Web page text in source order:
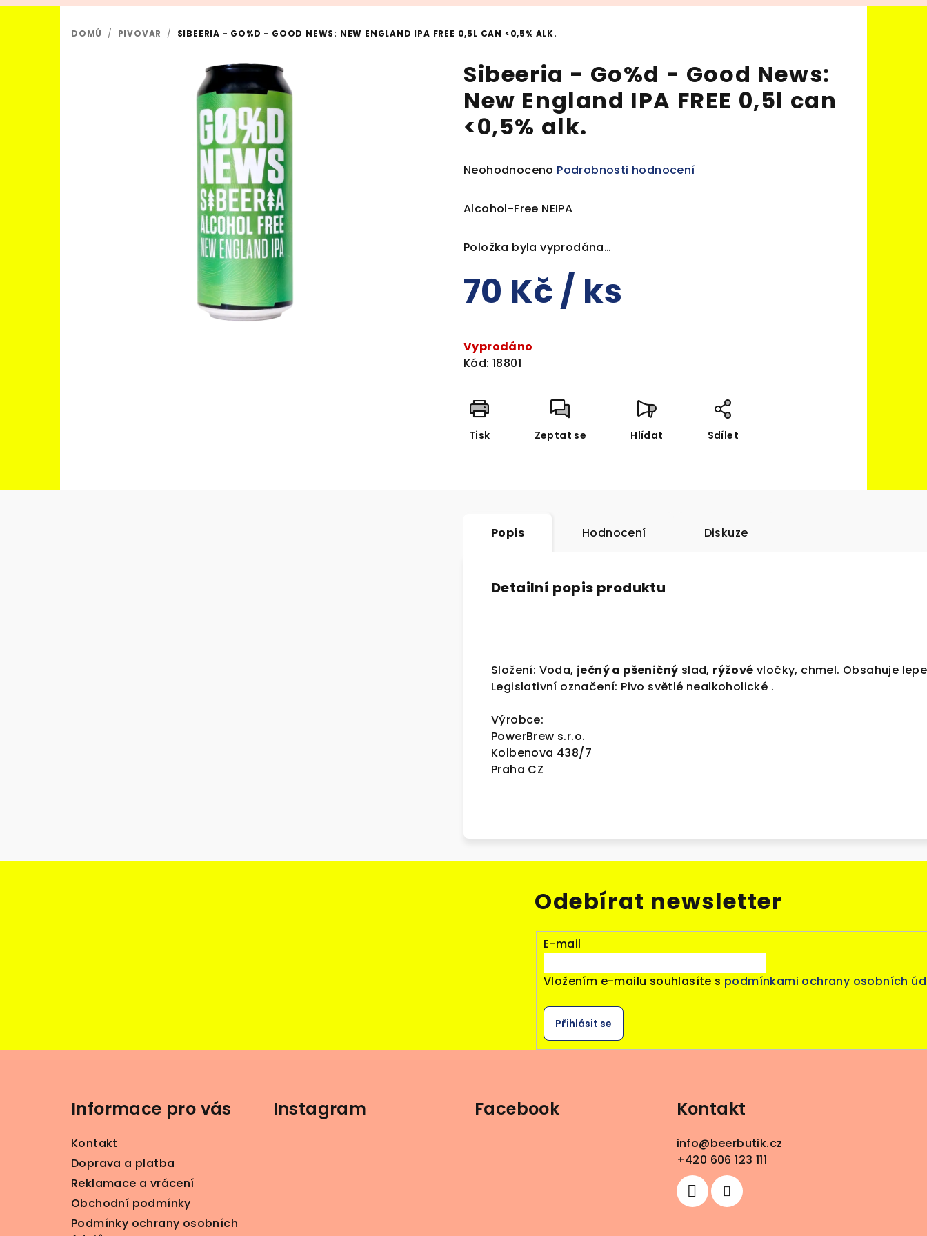
DOMŮ / PIVOVAR / SIBEERIA - GO%D - GOOD NEWS: NEW ENGLAND IPA FREE 0,5L CAN <0,5% ALK.
Sibeeria - Go%d - Good News:
New England IPA FREE 0,5l can
<0,5% alk.
Průměrné
produktu
z
hvězdiček.
Neohodnoceno Podrobnosti hodnocení
Alcohol-Free NEIPA
Položka byla vyprodána…
70 Kč/ ks
cena:
Vyprodáno
Kód: 18801
Tisk Zeptat se Hlídat Sdílet
Popis Hodnocení Diskuze
Detailní popis produktu
Složení: Voda, ječný a pšeničný slad, rýžové vločky, chmel. Obsahuje
Legislativní označení: Pivo světlé nealkoholické .
Výrobce:
PowerBrew s.r.o.
Kolbenova 438/7
Praha CZ
Odebírat newsletter
E-mail
Vložením e-mailu souhlasíte s podmínkami ochrany osobních
Přihlásit se
Informace pro vás
Kontakt
Doprava a platba
Reklamace a vrácení
Obchodní podmínky
Podmínky ochrany osobních
Instagram Facebook Kontakt
info@beerbutik.cz
+420 606 123 111